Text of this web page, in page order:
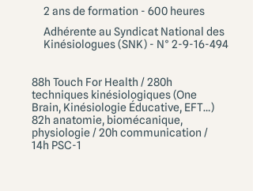
2 ans de formation - 600 heures
Adhérente au Syndicat National des
Kinésiologues (SNK) - N° 2-9-16-494
88h Touch For Health / 280h
techniques kinésiologiques (One
Brain, Kinésiologie Éducative, EFT…)
82h anatomie, biomécanique,
physiologie / 20h communication /
14h PSC-1